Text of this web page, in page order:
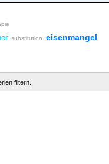
substitution eisenmangel
filtern.